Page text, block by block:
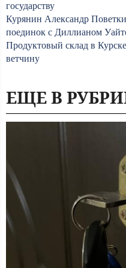
государству
Курянин Александр
поединок с Диллианом
Продуктовый склад в
ветчину
ЕЩЕ В